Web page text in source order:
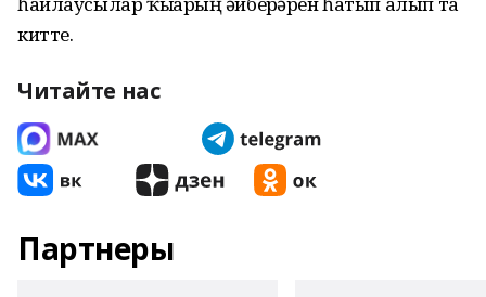
китте.
Читайте нас
Партнеры